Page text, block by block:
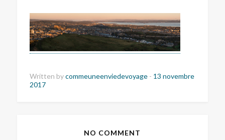
Written bycommeuneenviedevoyage - 13 novembre
2017
NO COMMENT